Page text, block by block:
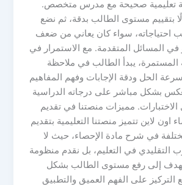
تعليمية صحيحة مع مدرس متخصص.
بتقييم مستوى الطالب بدقة، ثم نضع
احتياجاته، سواء كان يعاني من ضعف
المسائل المتقدمة. مع الاستمرار في
المستمرة، يبدأ الطالب في ملاحظة
الحل ودقة الإجابات وفهم المفاهيم
بشكل مباشر على درجاته الدراسية
الاختبارات. مميزات منصتنا في تقديم
لاين تتميز منصتنا التعليمية بتقديم
في شرح مادة الإحصاء، حيث لا
التقليدي في التعليم، بل نقدم منظومة
تهدف إلى رفع مستوى الطالب بشكل
على الفهم العميق والتطبيق